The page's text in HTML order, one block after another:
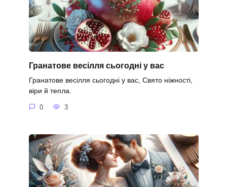
Гранатове весілля сьогодні у вас
Гранатове весілля сьогодні у вас, Свято ніжності,
віри й тепла.
0 3